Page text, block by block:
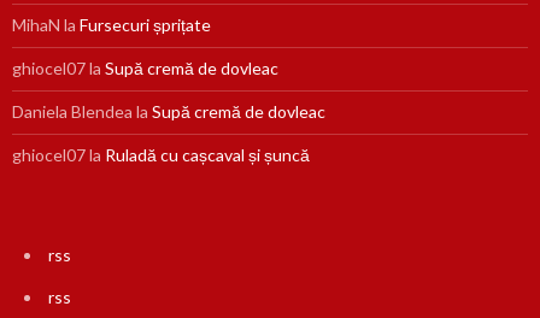
MihaN la Fursecuri șprițate
ghiocel07la Supă cremă de dovleac
Daniela Blendea la Supă cremă de dovleac
ghiocel07la Ruladă cu cașcaval și șuncă
rss
rss